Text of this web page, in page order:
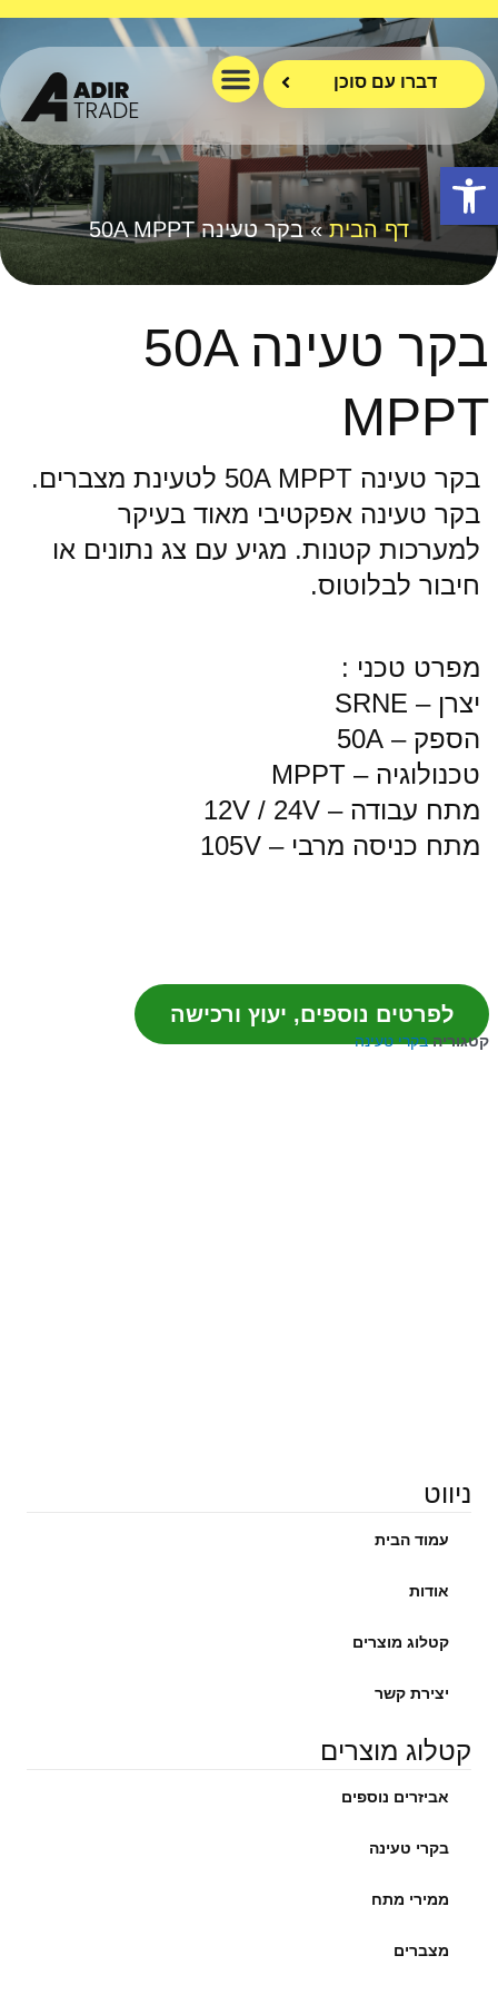
תפריט דברו עם סוכן
דף הבית»בקר טעינה 50A MPPT
בקר טעינה 50A
MPPT
בקר טעינה 50A MPPT לטעינת מצברים.
בקר טעינה אפקטיבי מאוד בעיקר
למערכות קטנות. מגיע עם צג נתונים או
חיבור לבלוטוס.
מפרט טכני :
יצרן – SRNE
הספק – 50A
טכנולוגיה – MPPT
מתח עבודה – 12V / 24V
מתח כניסה מרבי – 105V
לפרטים נוספים, יעוץ ורכישה
קטגוריה בקרי טעינה
ניווט
עמוד הבית
אודות
קטלוג מוצרים
יצירת קשר
קטלוג מוצרים
אביזרים נוספים
בקרי טעינה
ממירי מתח
מצברים
פתח סרגל נגישות